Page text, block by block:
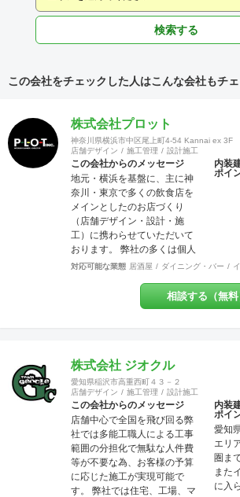
検索する
この会社をチェックした人はこんな会社もチ
株式会社プロット
神奈川県横浜市中区尾上町4-54 Kannai ex 3F
店舗デザイン
施工管理 設計施工
この会社からのメッセージ
地元・横浜を基盤に、主に神
奈川・東京で多くの飲食店を
メインとしたのお店づくり
（店舗デザイン・設計・施
工）に携わらせていただいて
おります。 弊社の多くは個人
店や少数店舗展開のお客様な
る店づくり」をモットーにし
ています。 それはデザイン優
地元に愛されるお店」を一緒
に作りましょう！ということ
です。大抵のお店は近隣のリ
ピーターで売上が支えられて
いるのですから大事なポイン
トだと思いませんか？ また個
人事業主にとって内装工事費
が大変な負担だということは
重々承知しております。コス
ト面でも最大限のご協力を
内装
ポイ
対応可能な業態 居酒屋 ダイニング・バー
相談する（無料
株式会社 ジオクル
愛知県稲沢市高重西町４３－２
店舗デザイン
施工管理 設計施工
この会社からのメッセージ
店舗中心で全国を飛び回る弊
社では多能工職人による工事
範囲の分担化で無駄な人件費
等が不要な為、お客様の予算
に応じた施工が実現可能で
す。 弊社では住宅、工場、マ
内装
ポイ
愛知
エリ
圏ま
また
に入